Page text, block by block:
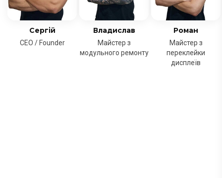
Сергій
CEO / Founder
Владислав
Майстер з
модульного ремонту
Роман
Майстер з
переклейки
дисплеїв